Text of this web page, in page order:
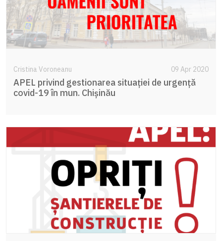
Cristina Voroneanu 09 Apr 2020
APEL privind gestionarea situației de urgență
covid-19 în mun. Chișinău